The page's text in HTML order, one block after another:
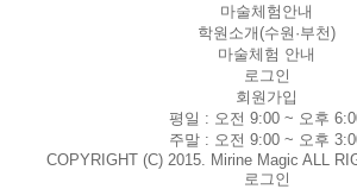
마술체험안내
학원소개(수원·부천)
마술체험 안내
로그인
회원가입
평일 : 오전 9:00 ~ 오후
주말 : 오전 9:00 ~ 오후
COPYRIGHT (C) 2015. Mirine Magic ALL
로그인